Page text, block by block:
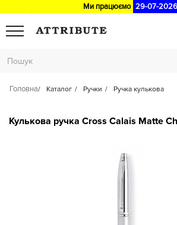
Ми працюємо 29-07-2026
Головна Каталог Ручки Ручка кулькова
Кулькова ручка Cross Calais Matte